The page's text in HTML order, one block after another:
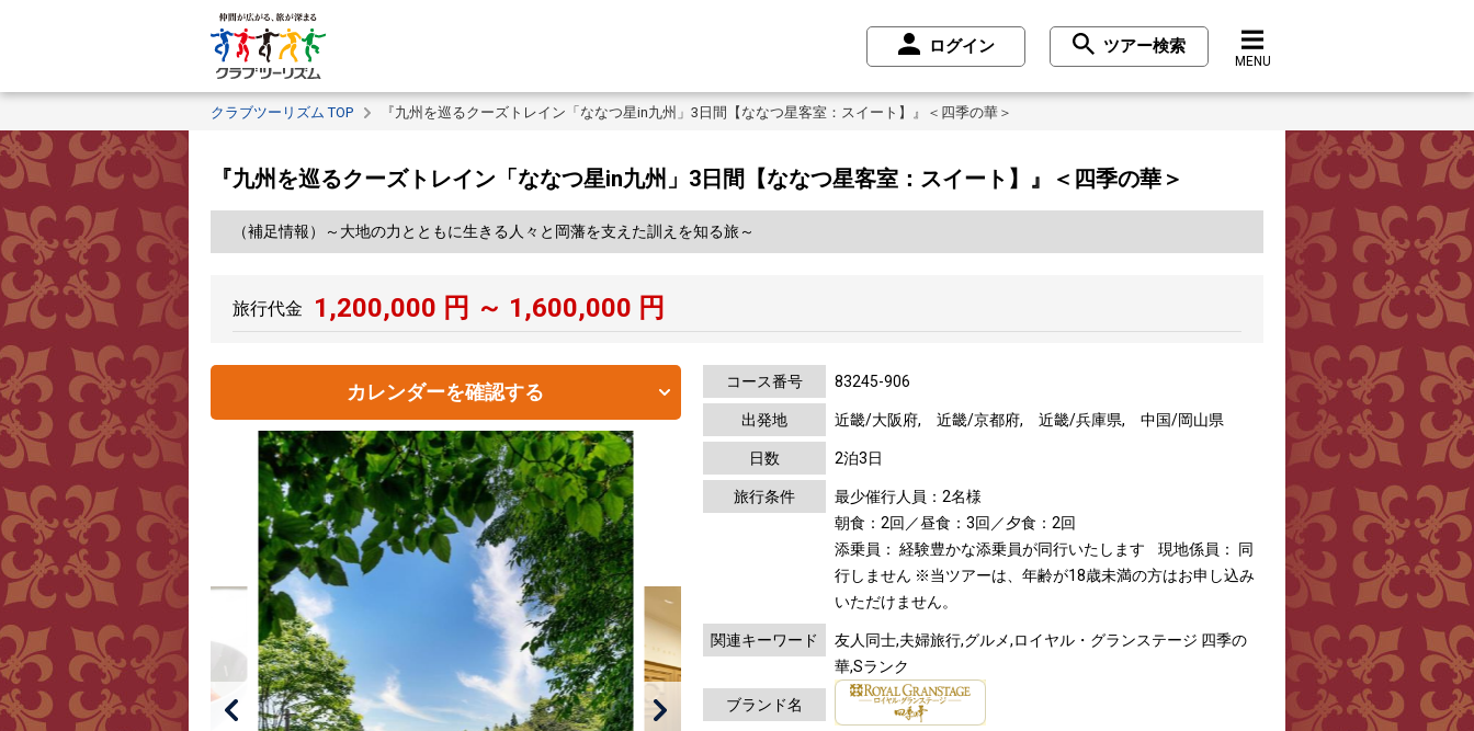
ログイン ツアー検索
MENU
クラブツーリズム TOP 『九州を巡るクーズトレイン「ななつ星in九州」3日間【ななつ星客室：スイート】』＜四季の華＞
『九州を巡るクーズトレイン「ななつ星in九州」3日間【ななつ星客室：スイート】』＜四季の華＞
（補足情報）～大地の力とともに生きる人々と岡藩を支えた訓えを知る旅～
旅行代金 1,200,000 円 ～ 1,600,000 円
カレンダーを確認する コース番号 83245-906
出発地 近畿/大阪府, 近畿/京都府, 近畿/兵庫県, 中国/岡山県
日数 2泊3日
旅行条件
最少催行人員：2名様
朝食：2回／昼食：3回／夕食：2回
添乗員： 経験豊かな添乗員が同行いたします
現地係員： 同
行しません ※当ツアーは、年齢が18歳未満の方はお申し込み
いただけません。
関連キーワード
友人同士,夫婦旅行,グルメ,ロイヤル・グランステージ 四季の
華,Sランク
ブランド名